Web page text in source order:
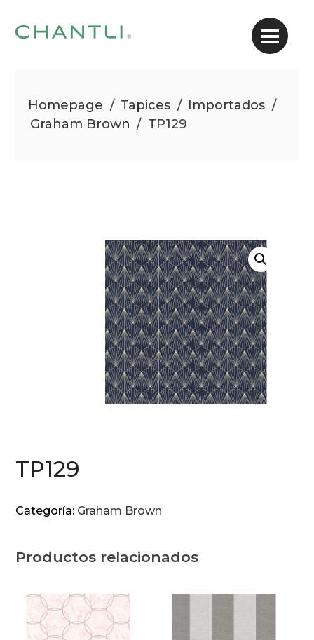
Homepage / Tapices / Importados /
Graham Brown / TP129
TP129
Categoría: Graham Brown
Productos relacionados